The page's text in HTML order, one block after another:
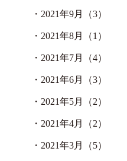
・ 2021年9月（3）
・ 2021年8月（1）
・ 2021年7月（4）
・ 2021年6月（3）
・ 2021年5月（2）
・ 2021年4月（2）
・ 2021年3月（5）